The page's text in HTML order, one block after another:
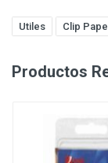
Utiles Clip
Productos